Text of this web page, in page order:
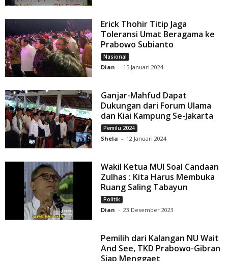
Erick Thohir Titip Jaga
Toleransi Umat Beragama ke
Prabowo Subianto
Nasional
Dian - 15 Januari 2024
Ganjar-Mahfud Dapat
Dukungan dari Forum Ulama
dan Kiai Kampung Se-Jakarta
Pemilu 2024
Shela - 12 Januari 2024
Wakil Ketua MUI Soal Candaan
Zulhas : Kita Harus Membuka
Ruang Saling Tabayun
Politik
Dian - 23 Desember 2023
Pemilih dari Kalangan NU Wait
And See, TKD Prabowo-Gibran
Siap Menggaet